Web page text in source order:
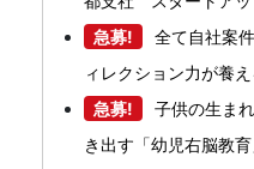
急募!
全て自社案
ィレクション力が養
急募!
子供の生ま
き出す「幼児右脳教